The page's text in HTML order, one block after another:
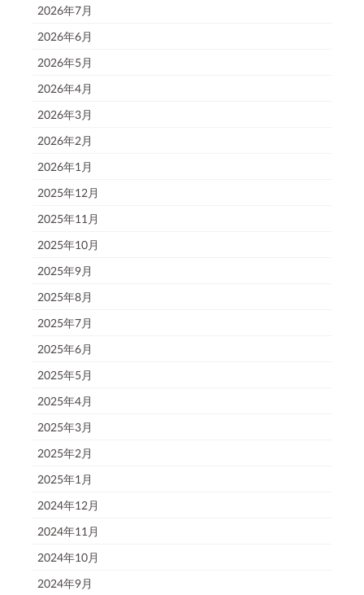
2026年7月
2026年6月
2026年5月
2026年4月
2026年3月
2026年2月
2026年1月
2025年12月
2025年11月
2025年10月
2025年9月
2025年8月
2025年7月
2025年6月
2025年5月
2025年4月
2025年3月
2025年2月
2025年1月
2024年12月
2024年11月
2024年10月
2024年9月